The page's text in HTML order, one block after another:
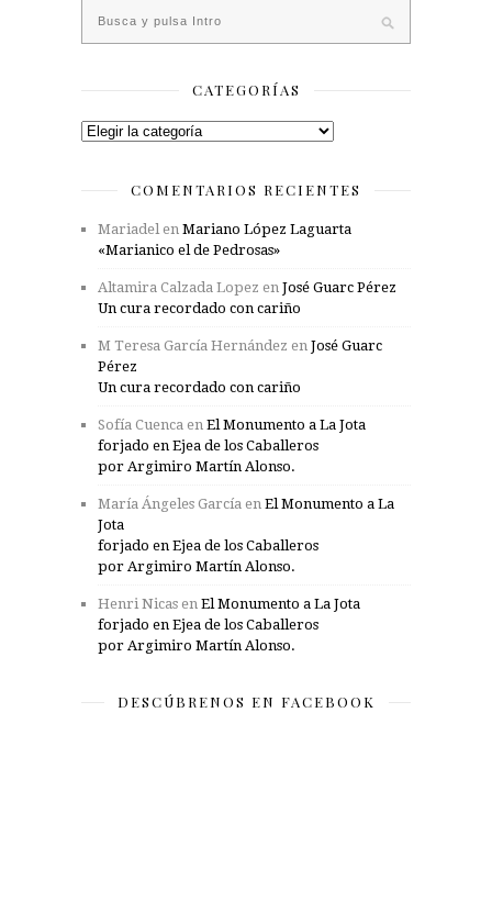
CATEGORÍAS
Categorías
COMENTARIOS RECIENTES
Mariadelen Mariano López Laguarta
«Marianico el de Pedrosas»
Altamira Calzada Lopez en José Guarc Pérez
Un cura recordado con cariño
M Teresa García Hernández en José Guarc
Pérez
Un cura recordado con cariño
Sofía Cuenca en El Monumento a La Jota
forjado en Ejea de los Caballeros
por Argimiro Martín Alonso.
María Ángeles García en El Monumento a La
Jota
forjado en Ejea de los Caballeros
por Argimiro Martín Alonso.
Henri Nicas en El Monumento a La Jota
forjado en Ejea de los Caballeros
por Argimiro Martín Alonso.
DESCÚBRENOS EN FACEBOOK